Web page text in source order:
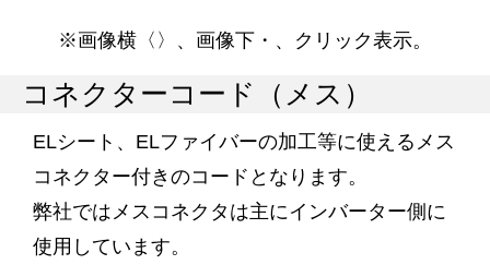
※画像横〈〉、画像下・、クリック表示。
コネクターコード（メス）
ELシート、ELファイバーの加工等に使えるメス
コネクター付きのコードとなります。
弊社ではメスコネクタは主にインバーター側に
使用しています。